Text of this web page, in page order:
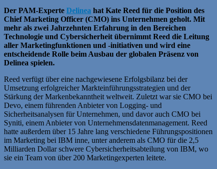
Der PAM-Experte Delinea hat Kate Reed für die Position des
Chief Marketing Officer (CMO) ins Unternehmen geholt. Mit
mehr als zwei Jahrzehnten Erfahrung in den Bereichen
Technologie und Cybersicherheit übernimmt Reed die Leitung
aller Marketingfunktionen und -initiativen und wird eine
entscheidende Rolle beim Ausbau der globalen Präsenz von
Delinea spielen.
Reed verfügt über eine nachgewiesene Erfolgsbilanz bei der
Umsetzung erfolgreicher Markteinführungsstrategien und der
Stärkung der Markenbekanntheit weltweit. Zuletzt war sie CMO bei
Devo, einem führenden Anbieter von Logging- und
Sicherheitsanalysen für Unternehmen, und davor auch CMO bei
Syniti, einem Anbieter von Unternehmensdatenmanagement. Reed
hatte außerdem über 15 Jahre lang verschiedene Führungspositionen
im Marketing bei IBM inne, unter anderem als CMO für die 2,5
Milliarden Dollar schwere Cybersicherheitsabteilung von IBM, wo
sie ein Team von über 200 Marketingexperten leitete.